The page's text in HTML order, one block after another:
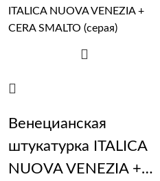
Венецианская
штукатурка ITALICA
NUOVA VENEZIA +